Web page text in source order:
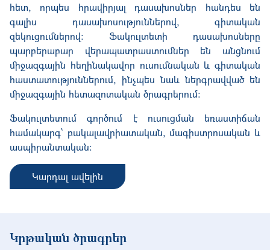
հետ, որպես հրավիրյալ դասախոսներ հանդես են
գալիս դասախոսություններով, գիտական
զեկուցումներով: Ֆակուլտետի
դասախոսները
պարբերաբար վերապատրաստումներ են անցնում
միջազգային հեղինակավոր ուսումնական և գիտական
հաստատություններում, ինչպես նաև ներգրավված են
միջազգային հետազոտական ծրագրերում։
Ֆակուլտետում գործում է ուսուցման եռաստիճան
համակարգ` բակալավրիատական, մագիստրոսական և
ասպիրանտական։
Կարդալ ավելին
Կրթական ծրագրեր